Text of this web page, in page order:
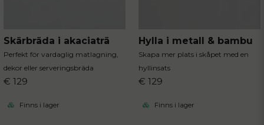
Skärbräda i akaciaträ
Perfekt för vardaglig matlagning,
dekor eller serveringsbräda
€ 129
Finns i lager
Hylla i metall & bambu
Skapa mer plats i skåpet med en
hyllinsats
€ 129
Finns i lager